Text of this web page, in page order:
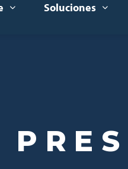
Soluciones